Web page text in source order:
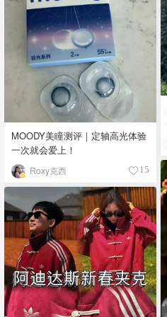
MOODY美瞳测评｜定轴高光体验
一次就会爱上！
Roxy克西 15